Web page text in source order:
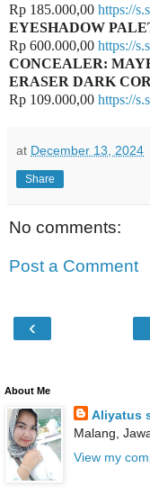
Rp 185.000,00 https://
EYESHADOW
Rp 600.000,00 https://
CONCEALER:
ERASER DARK
Rp 109.000,00 https://
at December 13, 2024
Share
No comments:
Post a Comment
‹
About Me
Aliyatus
Malang,
View my